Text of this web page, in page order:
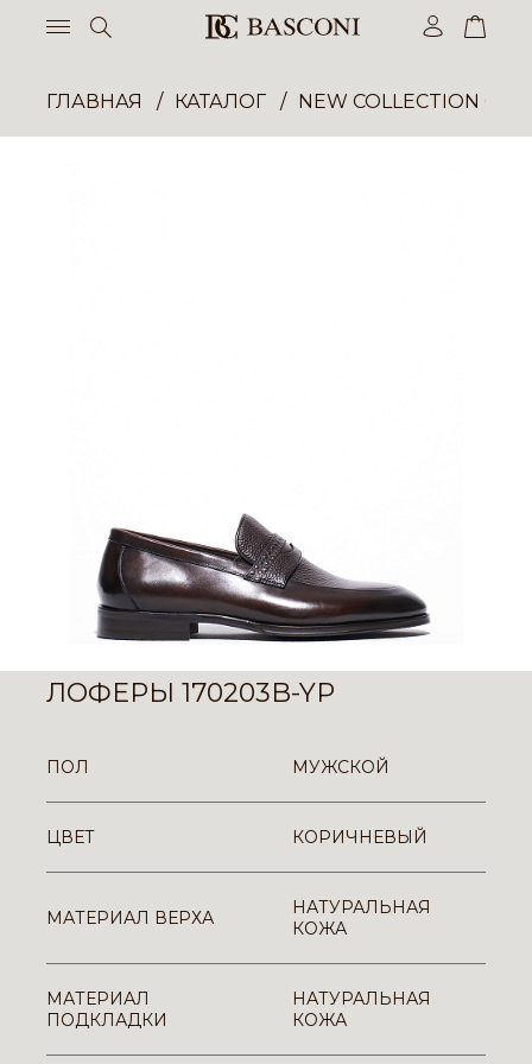
ГЛАВНАЯ КАТАЛОГ NEW COLLECTION
ЛОФЕРЫ 170203B-YP
ПОЛ МУЖСКОЙ
ЦВЕТ КОРИЧНЕВЫЙ
МАТЕРИАЛ ВЕРХА
НАТУРАЛЬНАЯ
КОЖА
МАТЕРИАЛ
ПОДКЛАДКИ
НАТУРАЛЬНАЯ
КОЖА